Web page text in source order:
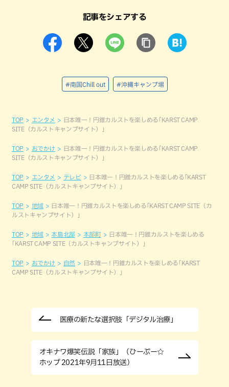
記事をシェアする
#南国Chill out #沖縄キャンプ場
TOP エンタメ
日本唯一！円錐カルストを楽しめる｢KARST CAMP
SITE（カルストキャンプサイト）」
TOP おでかけ
日本唯一！円錐カルストを楽しめる｢KARST CAMP
SITE（カルストキャンプサイト）」
TOP エンタメ テレビ
日本唯一！円錐カルストを楽しめる｢KARST
CAMP SITE（カルストキャンプサイト）」
TOP 地域
日本唯一！円錐カルストを楽しめる｢KARST CAMP SITE（カ
ルストキャンプサイト）」
TOP 地域 本島北部 本部町
日本唯一！円錐カルストを楽しめる
｢KARST CAMP SITE（カルストキャンプサイト）」
TOP おでかけ 自然
日本唯一！円錐カルストを楽しめる｢KARST
CAMP SITE（カルストキャンプサイト）」
医療の新たな選択肢「デジタル治療」
オキナワ爆笑伝説「家族」（ひーぷー☆
ホップ 2021年9月11日放送）